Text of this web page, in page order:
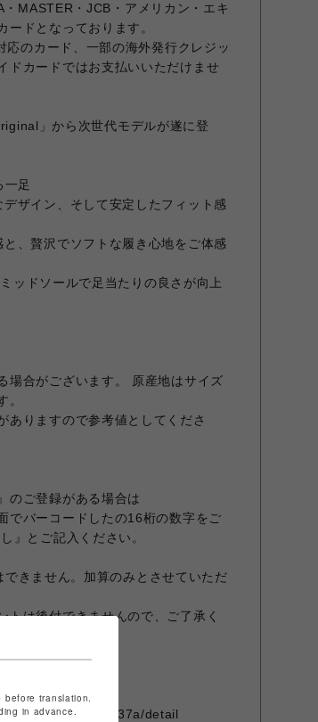
MASTER・JCB・アメリカン・エキ
ードとなっております。
のカード、一部の海外発行クレジッ
ドカードではお支払いいただけませ
」から次世代モデルが遂に登
足
ザイン、そして安定したフィット感
、贅沢でソフトな履き心地をご体感
ッドソールで足当たりの良さが向上
場合がございます。 原産地はサイズ
。
ありますので参考値としてくださ
のご登録がある場合は
でバーコードしたの16桁の数字をご
』とご記入ください。
きません。加算のみとさせていただ
は後付できませんので、ご了承く
murasaki-
8e8f-765592cb237a/detail
before translation.
in advance.